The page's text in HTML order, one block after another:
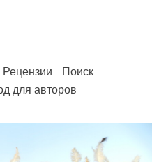
Рецензии
Поиск
для авторов